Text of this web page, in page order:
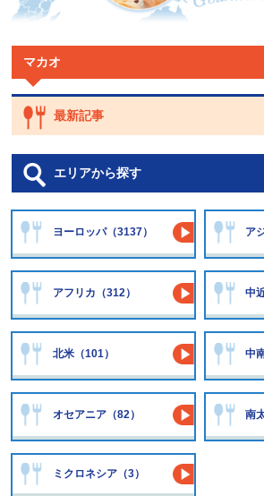
マカオ
最新記事
エリアから探す
ヨーロッパ（3137） ア
アフリカ（312） 中
北米（101） 中
オセアニア（82） 南
ミクロネシア（3）